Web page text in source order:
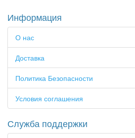
Информация
О нас
Доставка
Политика Безопасности
Условия соглашения
Служба поддержки